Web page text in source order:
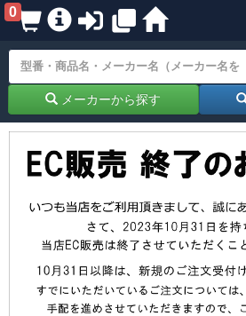
0
メーカーから探す